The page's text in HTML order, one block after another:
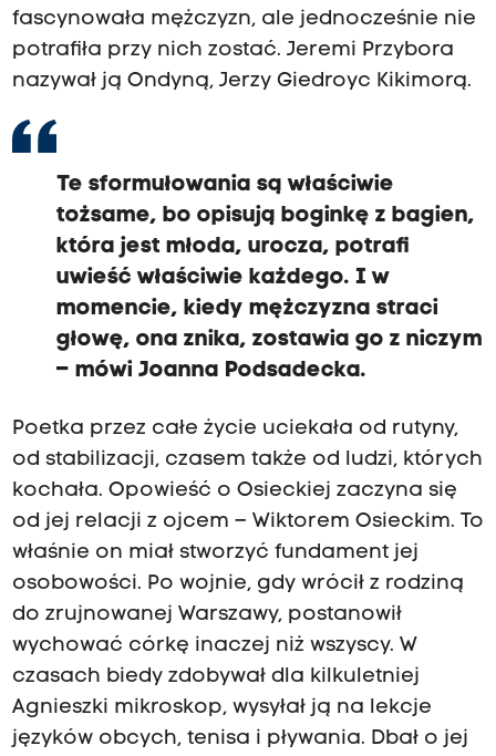
fascynowała mężczyzn, ale jednocześnie nie
potrafiła przy nich zostać. Jeremi Przybora
nazywał ją Ondyną, Jerzy Giedroyc Kikimorą.
Te sformułowania są właściwie
tożsame, bo opisują boginkę z bagien,
która jest młoda, urocza, potrafi
uwieść właściwie każdego. I w
momencie, kiedy mężczyzna straci
głowę, ona znika, zostawia go z niczym
– mówi Joanna Podsadecka.
Poetka przez całe życie uciekała od rutyny,
od stabilizacji, czasem także od ludzi, których
kochała. Opowieść o Osieckiej zaczyna się
od jej relacji z ojcem – Wiktorem Osieckim. To
właśnie on miał stworzyć fundament jej
osobowości. Po wojnie, gdy wrócił z rodziną
do zrujnowanej Warszawy, postanowił
wychować córkę inaczej niż wszyscy. W
czasach biedy zdobywał dla kilkuletniej
Agnieszki mikroskop, wysyłał ją na lekcje
języków obcych, tenisa i pływania. Dbał o jej